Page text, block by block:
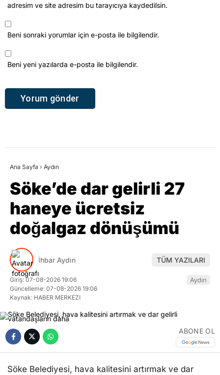
adresim ve site adresim bu tarayıcıya kaydedilsin.
Beni sonraki yorumlar için e-posta ile bilgilendir.
Beni yeni yazılarda e-posta ile bilgilendir.
Ana Sayfa › Aydın
Söke’de dar gelirli 27
haneye ücretsiz
doğalgaz dönüşümü
İhbar Aydın TÜM YAZILARI
Giriş: 07-08-2026 19:06
Güncelleme: 07-08-2026 19:06
Kaynak: HABER MERKEZI
Aydın
ABONE OL
Söke Belediyesi, hava kalitesini artırmak ve dar